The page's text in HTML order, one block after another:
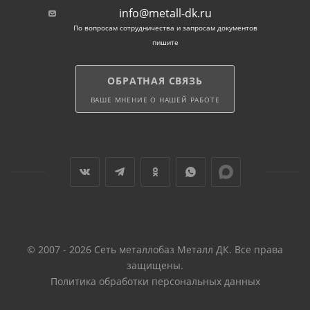
info@metall-dk.ru
По вопросам сотрудничества и запросам документов
пишите
ОБРАТНАЯ СВЯЗЬ
ВАШЕ МНЕНИЕ О НАШЕЙ РАБОТЕ
© 2007 - 2026 Сеть металлобаз Металл ДК. Все права
защищены.
Политика обработки персональных данных